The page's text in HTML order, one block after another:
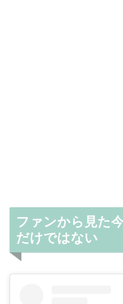
ファンから見た
だけではない